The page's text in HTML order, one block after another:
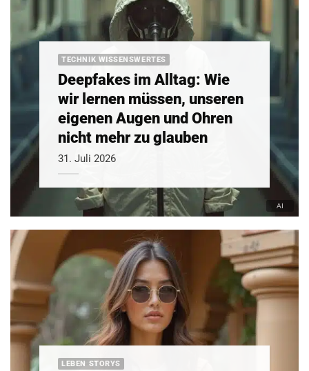
TECHNIK WISSENSWERTES
Deepfakes im Alltag: Wie
wir lernen müssen, unseren
eigenen Augen und Ohren
nicht mehr zu glauben
31. Juli 2026
LEBEN STORYS